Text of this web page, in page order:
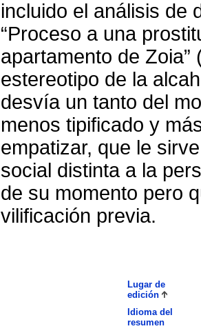
incluido el análisis de
“Proceso a una
apartamento de
estereotipo de la
desvía un tanto del
menos tipificado y
empatizar, que le
social distinta a la
de su momento pero
vilificación previa.
Lugar de
edición
Idioma del
resumen